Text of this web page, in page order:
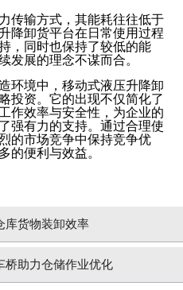
传输方式，其能耗往往低于
降卸货平台在日常使用过程
，同时也保持了较低的能
发展的理念不谋而合。
环境中，移动式液压升降卸
投资。它的出现不仅简化了
作效率与安全性，为企业的
强有力的支持。通过合理使
的市场竞争中保持竞争优
的便利与效益。
库货物装卸效率
桥助力仓储作业优化